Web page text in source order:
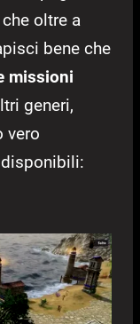
oltre a
bene che
missioni
generi,
vero